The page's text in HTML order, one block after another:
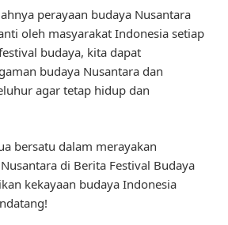
perayaan budaya Nusantara
oleh masyarakat Indonesia setiap
budaya, kita dapat
budaya Nusantara dan
agar tetap hidup dan
bersatu dalam merayakan
di Berita Festival Budaya
kekayaan budaya Indonesia